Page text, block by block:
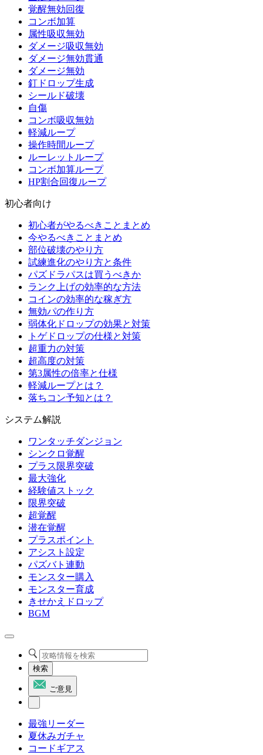
覚醒無効回復
コンボ加算
属性吸収無効
ダメージ吸収無効
ダメージ無効貫通
ダメージ無効
釘ドロップ生成
シールド破壊
自傷
コンボ吸収無効
軽減ループ
操作時間ループ
ルーレットループ
コンボ加算ループ
HP割合回復ループ
初心者向け
初心者がやるべきことまとめ
今やるべきことまとめ
部位破壊のやり方
試練進化のやり方と条件
パズドラパスは買うべきか
ランク上げの効率的な方法
コインの効率的な稼ぎ方
無効パの作り方
弱体化ドロップの効果と対策
トゲドロップの仕様と対策
超重力の対策
超高度の対策
第3属性の倍率と仕様
軽減ループとは？
落ちコン予知とは？
システム解説
ワンタッチダンジョン
シンクロ覚醒
プラス限界突破
最大強化
経験値ストック
限界突破
超覚醒
潜在覚醒
プラスポイント
アシスト設定
パズバト連動
モンスター購入
モンスター育成
きせかえドロップ
BGM
検索
ご意見
最強リーダー
夏休みガチャ
コードギアス